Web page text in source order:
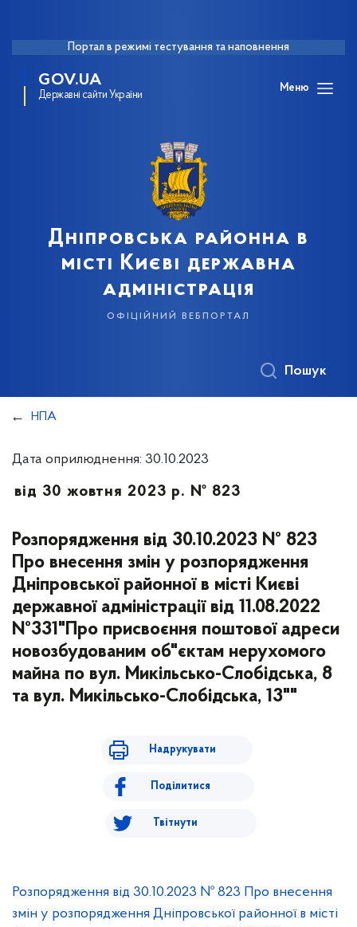
Портал в режимі тестування та наповнення
GOV.UA
Державні сайти України
Меню
Дніпровська районна в
місті Києві державна
адміністрація
офіційний вебпортал
Пошук
НПА
Дата оприлюднення: 30.10.2023
від 30 жовтня 2023 р. № 823
Розпорядження від 30.10.2023 № 823
Про внесення змін у розпорядження
Дніпровської районної в місті Києві
державної адміністрації від 11.08.2022
№331"Про присвоєння поштової адреси
новозбудованим об"єктам нерухомого
майна по вул. Микільсько-Слобідська, 8
та вул. Микільсько-Слобідська, 13""
Надрукувати
Поділитися
Твітнути
Розпорядження від 30.10.2023 № 823 Про внесення
змін у розпорядження Дніпровської районної в місті